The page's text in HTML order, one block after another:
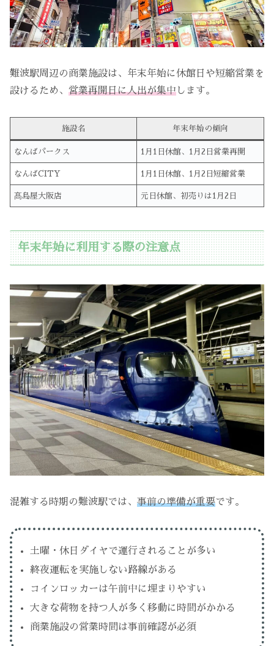
難波駅周辺の商業施設は、年末年始に休館日や短縮営業を
設けるため、 営業再開日に人出が集中 します。
施設名 年末年始の傾向
なんばパークス 1月1日休館、1月2日営業再開
なんばCITY 1月1日休館、1月2日短縮営業
髙島屋大阪店 元日休館、初売りは1月2日
年末年始に利用する際の注意点
混雑する時期の難波駅では、 事前の準備が重要です。
土曜・休日ダイヤで運行されることが多い
終夜運転を実施しない路線がある
コインロッカーは午前中に埋まりやすい
大きな荷物を持つ人が多く移動に時間がかかる
商業施設の営業時間は事前確認が必須